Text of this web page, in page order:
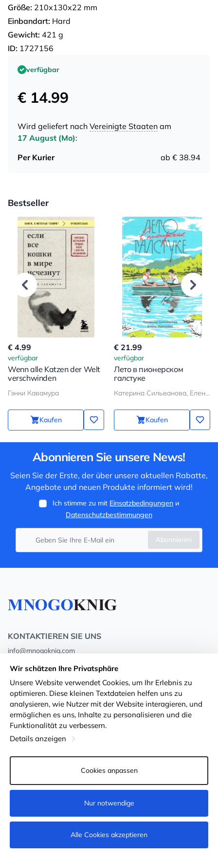
Größe: 210х130х22 mm
Einbandart: Hard
Gewicht: 421 g
ID: 1727156
Kaufen
verfügbar
€ 14.99
Wird geliefert nach Vereinigte Staaten am
17 August (Mo):
Per Kurier
ab € 38.94
Bestseller
€ 4.99
verfügbar
Wenn alle Katzen der Welt
verschwinden
Гэнки Кавамура
Kaufen
€ 21.99
verfügbar
Лето в пионерском
галстуке
Катерина Сильванова, Елена Малисова
Kaufen
Abonnieren Sie unsere News!
Seien Sie der Erste, der über unsere aktuellen Rabatte,
Angebote und neuen Produkte informiert wird!
Ich stimme zu mit Einsatzbedingungen и
Datenschutzbestimmungen
Abonnieren
KONTAKTIEREN SIE UNS
info@mnogoknig.com
Rīga, Augusta Deglava 69d, LV-1082
Über uns
Geschäfte
Lieferung und Zahlung
Treuekarten
Für Großhandelskunden
Privacy Policy
Geschäftsbedingungen
Rückgabe von Waren
Cookie-Einstellungen
© 2011-2026MNOGOKNIG. All Rights Reserved.
Wir schätzen Ihre Privatsphäre
Unsere Website verwendet Cookies, um Ihr Erlebnis zu
optimieren. Diese kleinen Textdateien helfen uns zu
analysieren, wie Nutzer mit der Website interagieren, und
ermöglichen es uns, Inhalte zu personalisieren und die
Funktionalität zu verbessern.
Details anzeigen
Cookies anpassen
Nur notwendige
Alle Cookies akzeptieren